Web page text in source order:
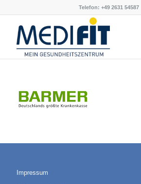
Telefon: +49 2631 54587
Impressum